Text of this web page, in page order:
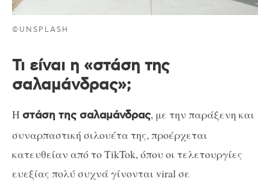
©UNSPLASH
Τι είναι η «στάση της
σαλαμάνδρας»;
Η στάση της σαλαμάνδρας, με την παράξενη και
συναρπαστική σιλουέτα της, προέρχεται
κατευθείαν από το TikTok, όπου οι τελετουργίες
ευεξίας πολύ συχνά γίνονται viral σε